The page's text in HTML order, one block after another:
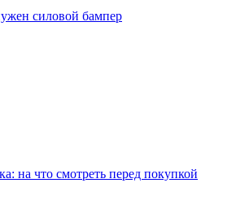
силовой бампер
на что смотреть перед покупкой